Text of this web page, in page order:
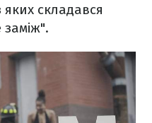
яких складався